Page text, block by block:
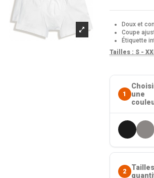
Doux et
Coupe
Étiquette
Tailles : S -
1
une
2